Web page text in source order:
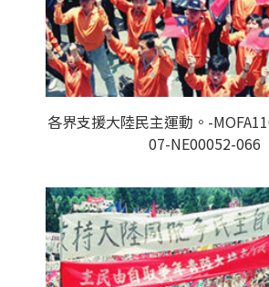
各界支援大陸民主運動。-
07-NE00052-066